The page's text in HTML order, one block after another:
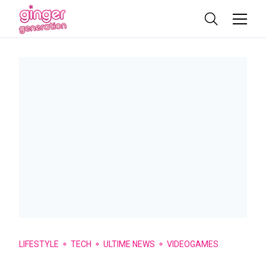
LIFESTYLE TECH ULTIME NEWS VIDEOGAMES